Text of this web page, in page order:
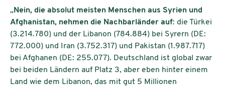
„Nein, die absolut meisten Menschen aus Syrien und
Afghanistan, nehmen die Nachbarländer auf: die Türkei
(3.214.780) und der Libanon (784.884) bei Syrern (DE:
772.000) und Iran (3.752.317) und Pakistan (1.987.717)
bei Afghanen (DE: 255.077). Deutschland ist global zwar
bei beiden Ländern auf Platz 3, aber eben hinter einem
Land wie dem Libanon, das mit gut 5 Millionen